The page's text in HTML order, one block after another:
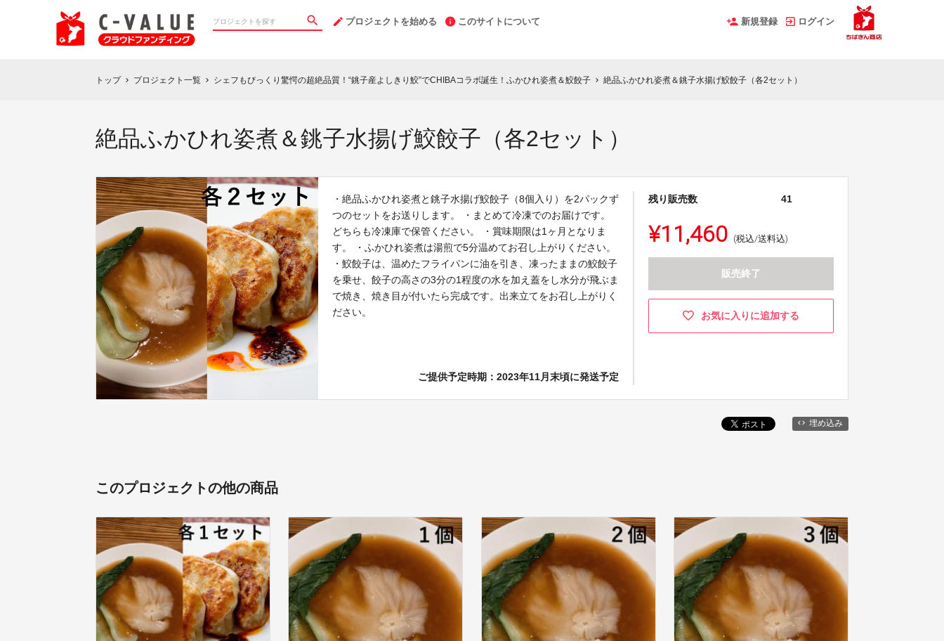
プロジェクトを始める このサイトについて 新規登録 ログイン
トップ chevron_right プロジェクト一覧 chevron_right シェフもびっくり驚愕の超絶品質！“銚子産よしきり鮫”でCHIBAコラボ誕生！ふかひれ姿煮＆鮫餃子 chevron_right 絶品ふかひれ姿煮＆銚子水揚げ鮫餃子（各2セット）
絶品ふかひれ姿煮＆銚子水揚げ鮫餃子（各2セット）
・絶品ふかひれ姿煮と銚子水揚げ鮫餃子（8個入り）を2パックず
つのセットをお送りします。 ・まとめて冷凍でのお届けです。
どちらも冷凍庫で保管ください。 ・賞味期限は1ヶ月となりま
す。 ・ふかひれ姿煮は湯煎で5分温めてお召し上がりください。
・鮫餃子は、温めたフライパンに油を引き、凍ったままの鮫餃子
を乗せ、餃子の高さの3分の1程度の水を加え蓋をし水分が飛ぶま
で焼き、焼き目が付いたら完成です。出来立てをお召し上がりく
ださい。
ご提供予定時期：2023年11月末頃に発送予定
残り販売数 41
¥11,460 (税込/送料込)
販売終了
お気に入りに追加する
埋め込み
このプロジェクトの他の商品